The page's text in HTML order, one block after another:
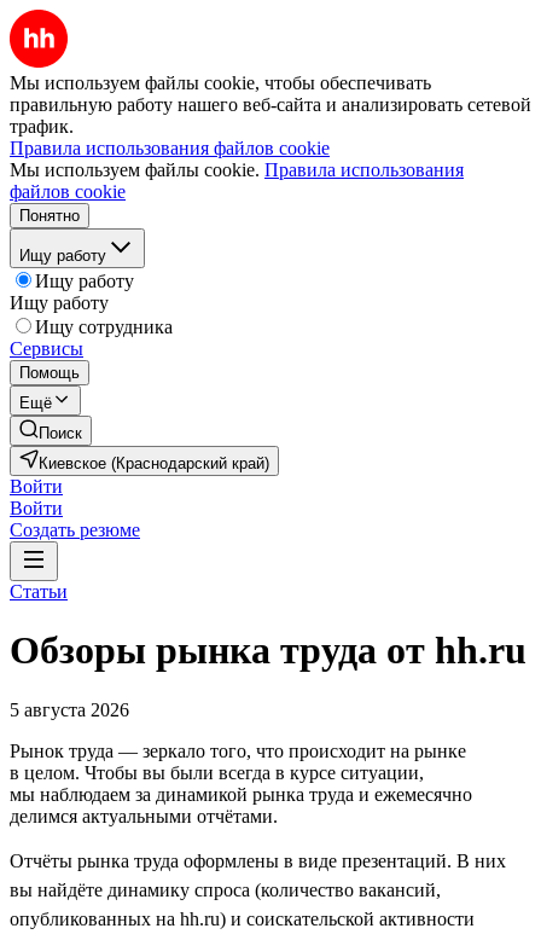
Мы используем файлы cookie, чтобы обеспечивать
правильную работу нашего веб-сайта и анализировать сетевой
трафик.
Правила использования файлов cookie
Мы используем файлы cookie. Правила использования
файлов cookie
Понятно
Ищу работу
Ищу работу
Ищу работу
Ищу сотрудника
Сервисы
Помощь
Ещё
Поиск
Киевское (Краснодарский край)
Войти
Войти
Создать резюме
Статьи
Обзоры рынка труда от hh.ru
5 августа 2026
Рынок труда — зеркало того, что происходит на рынке
в целом. Чтобы вы были всегда в курсе ситуации,
мы наблюдаем за динамикой рынка труда и ежемесячно
делимся актуальными отчётами.
Отчёты рынка труда оформлены в виде презентаций. В них
вы найдёте динамику спроса (количество вакансий,
опубликованных на hh.ru) и соискательской активности